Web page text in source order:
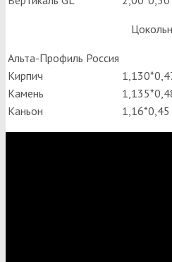
Альта-Профиль Россия
Кирпич
Камень
Каньон
1,16*0,45